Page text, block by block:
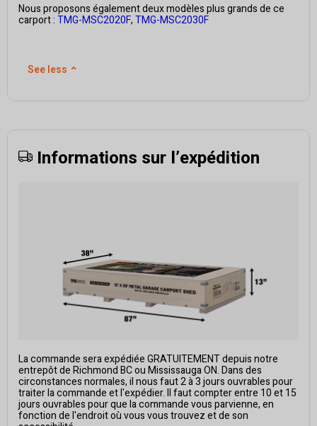
Nous proposons également deux modèles plus grands de ce
carport :TMG-MSC2020F,TMG-MSC2030F
See less ⌃
Informations sur l’expédition
La commande sera expédiée GRATUITEMENT depuis notre
entrepôt de Richmond BC ou Mississauga ON. Dans des
circonstances normales, il nous faut 2 à 3 jours ouvrables pour
traiter la commande et l'expédier. Il faut compter entre 10 et 15
jours ouvrables pour que la commande vous parvienne, en
fonction de l'endroit où vous vous trouvez et de son